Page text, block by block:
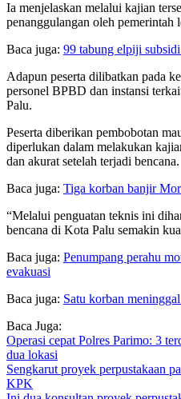
Ia menjelaskan melalui kajian
penanggulangan oleh pemerintah
Baca juga: 99 tabung elpiji
Adapun peserta dilibatkan pada
personel BPBD dan instansi
Palu.
Peserta diberikan pembobotan
diperlukan dalam melakukan
dan akurat setelah terjadi bencana.
Baca juga: Tiga korban banjir
“Melalui penguatan teknis ini
bencana di Kota Palu semakin
Baca juga: Penumpang perahu
evakuasi
Baca juga: Satu korban
Baca Juga:
Operasi cepat Polres Parimo: 3
dua lokasi
Sengkarut proyek perpustakaan
KPK